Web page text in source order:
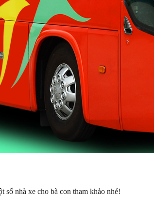
nhà xe cho bà con tham khảo nhé!